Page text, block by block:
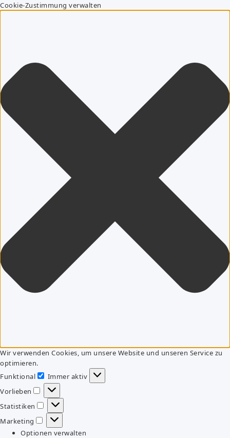
Cookie-Zustimmung verwalten
Wir verwenden Cookies, um unsere Website und unseren Service zu
optimieren.
Funktional
Funktional
Immer aktiv
Vorlieben
Vorlieben
Statistiken
Statistiken
Marketing
Marketing
Optionen verwalten